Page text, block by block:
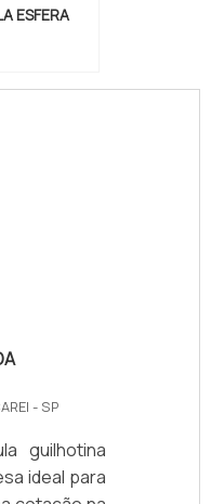
ESFERA
- SP
guilhotina
ideal para